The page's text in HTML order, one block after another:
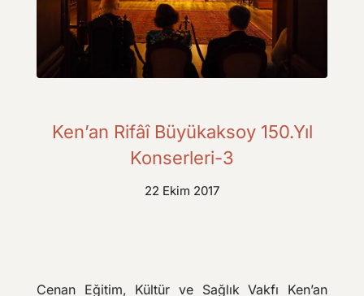
Ken’an Rifâî Büyükaksoy 150.Yıl
Konserleri-3
22 Ekim 2017
Cenan Eğitim, Kültür ve Sağlık Vakfı Ken’an